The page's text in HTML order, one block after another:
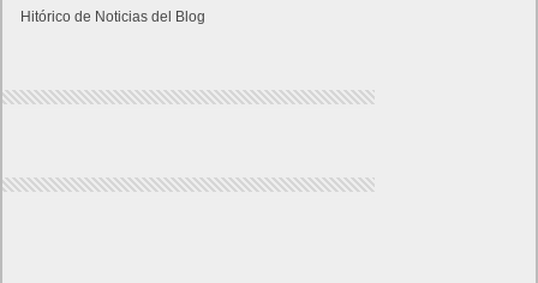
Hitórico de Noticias del Blog